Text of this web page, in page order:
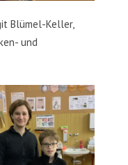
Blümel-Keller,
und